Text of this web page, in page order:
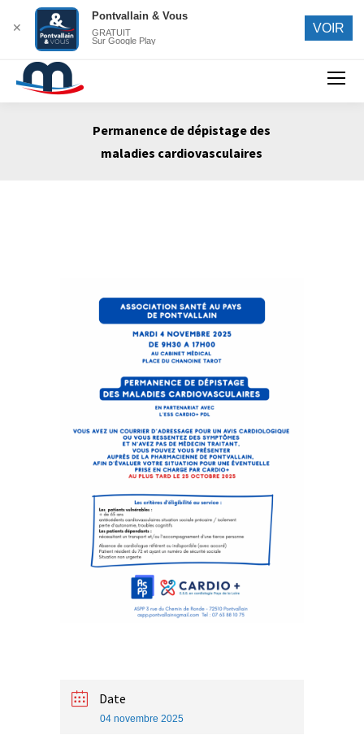
Permanence de dépistage des
maladies cardiovasculaires
Date
04 novembre 2025
✕
Pontvallain & Vous
GRATUIT
Sur Google Play
VOIR